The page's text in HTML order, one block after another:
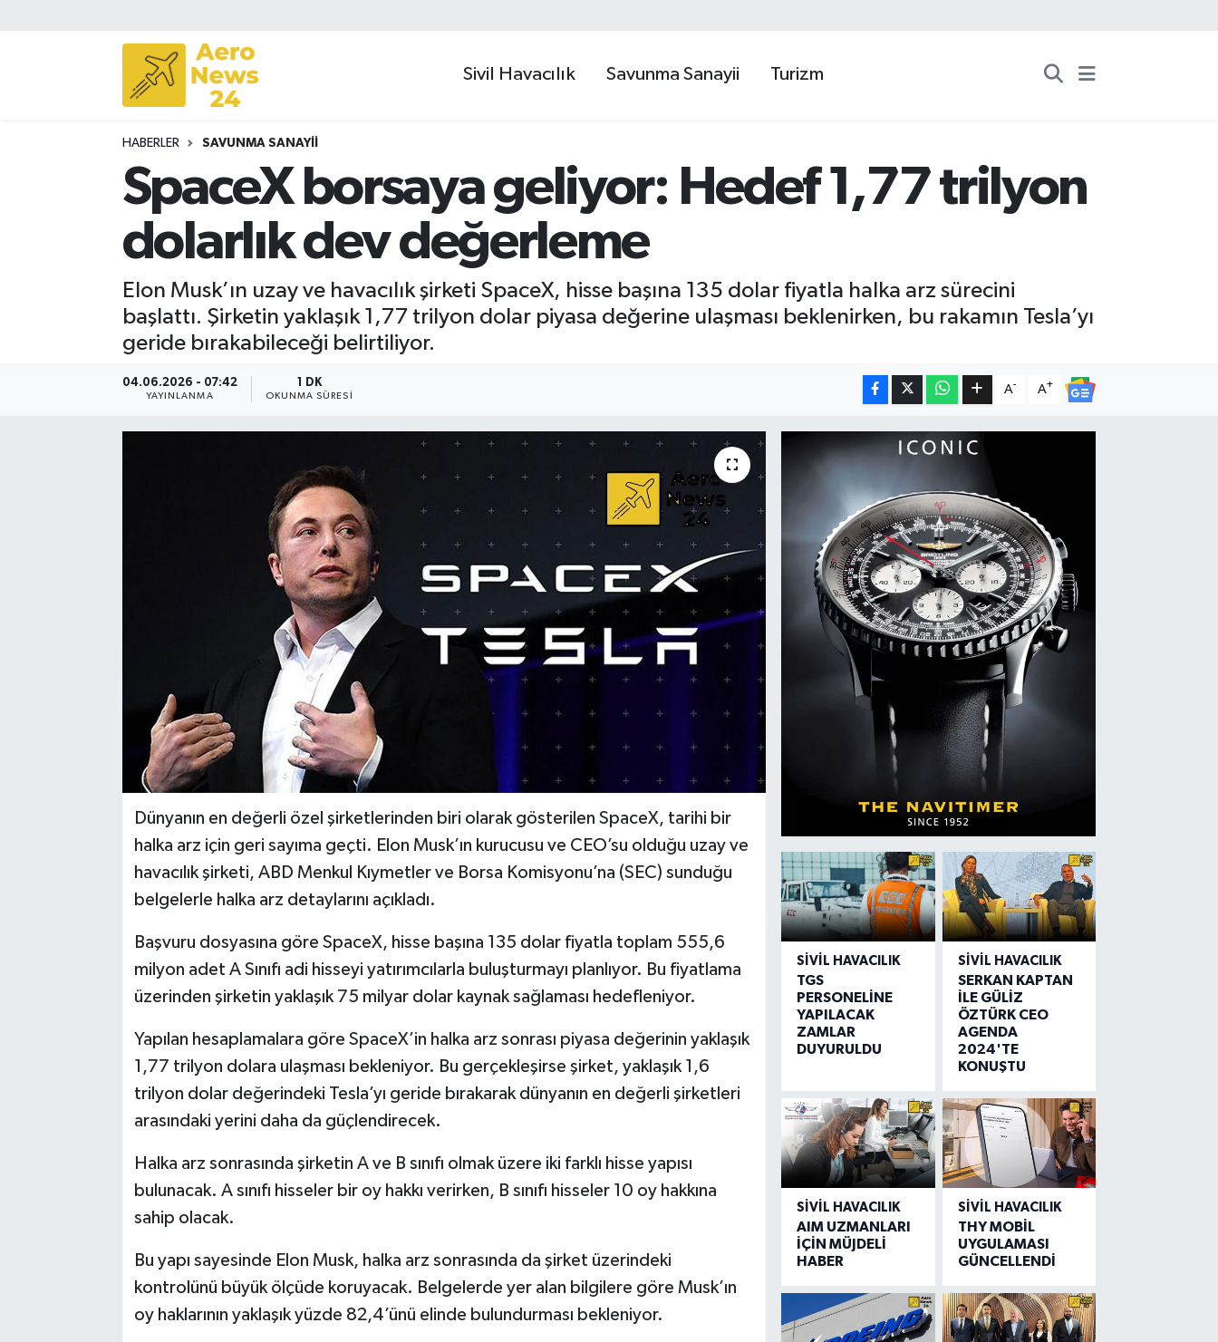
Sivil Havacılık Savunma Sanayii Turizm
HABERLER SAVUNMA SANAYII
SpaceX borsaya geliyor: Hedef 1,77 trilyon
dolarlık dev değerleme
Elon Musk’ın uzay ve havacılık şirketi SpaceX, hisse başına 135 dolar fiyatla halka arz sürecini
başlattı. Şirketin yaklaşık 1,77 trilyon dolar piyasa değerine ulaşması beklenirken, bu rakamın Tesla’yı
geride bırakabileceği belirtiliyor.
04.06.2026 - 07:42
YAYINLANMA
1 DK
OKUNMA SÜRESI
A- A+
Dünyanın en değerli özel şirketlerinden biri olarak gösterilen SpaceX, tarihi bir
halka arz için geri sayıma geçti. Elon Musk’ın kurucusu ve CEO’su olduğu uzay ve
havacılık şirketi, ABD Menkul Kıymetler ve Borsa Komisyonu’na (SEC) sunduğu
belgelerle halka arz detaylarını açıkladı.
Başvuru dosyasına göre SpaceX, hisse başına 135 dolar fiyatla toplam 555,6
milyon adet A Sınıfı adi hisseyi yatırımcılarla buluşturmayı planlıyor. Bu fiyatlama
üzerinden şirketin yaklaşık 75 milyar dolar kaynak sağlaması hedefleniyor.
Yapılan hesaplamalara göre SpaceX’in halka arz sonrası piyasa değerinin yaklaşık
1,77 trilyon dolara ulaşması bekleniyor. Bu gerçekleşirse şirket, yaklaşık 1,6
trilyon dolar değerindeki Tesla’yı geride bırakarak dünyanın en değerli şirketleri
arasındaki yerini daha da güçlendirecek.
Halka arz sonrasında şirketin A ve B sınıfı olmak üzere iki farklı hisse yapısı
bulunacak. A sınıfı hisseler bir oy hakkı verirken, B sınıfı hisseler 10 oy hakkına
sahip olacak.
Bu yapı sayesinde Elon Musk, halka arz sonrasında da şirket üzerindeki
kontrolünü büyük ölçüde koruyacak. Belgelerde yer alan bilgilere göre Musk’ın
oy haklarının yaklaşık yüzde 82,4’ünü elinde bulundurması bekleniyor.
SIVIL HAVACILIK
TGS
PERSONELİNE
YAPILACAK
ZAMLAR
DUYURULDU
SIVIL HAVACILIK
SERKAN KAPTAN
İLE GÜLİZ
ÖZTÜRK CEO
AGENDA
2024'TE
KONUŞTU
SIVIL HAVACILIK
AIM UZMANLARI
İÇİN MÜJDELİ
HABER
SIVIL HAVACILIK
THY MOBİL
UYGULAMASI
GÜNCELLENDİ
Sivil Havacılık